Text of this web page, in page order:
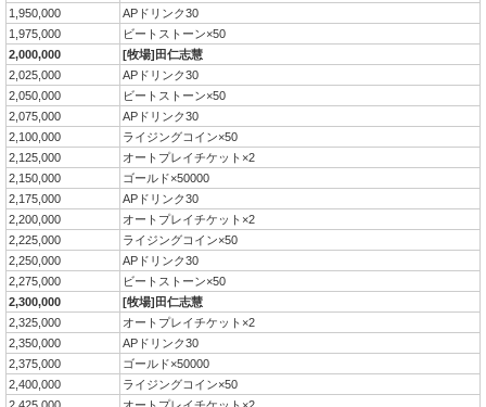
1,950,000
APドリンク30
1,975,000
ビートストーン×50
2,000,000
[牧場]田仁志慧
2,025,000
APドリンク30
2,050,000
ビートストーン×50
2,075,000
APドリンク30
2,100,000
ライジングコイン×50
2,125,000
オートプレイチケット×2
2,150,000
ゴールド×50000
2,175,000
APドリンク30
2,200,000
オートプレイチケット×2
2,225,000
ライジングコイン×50
2,250,000
APドリンク30
2,275,000
ビートストーン×50
2,300,000
[牧場]田仁志慧
2,325,000
オートプレイチケット×2
2,350,000
APドリンク30
2,375,000
ゴールド×50000
2,400,000
ライジングコイン×50